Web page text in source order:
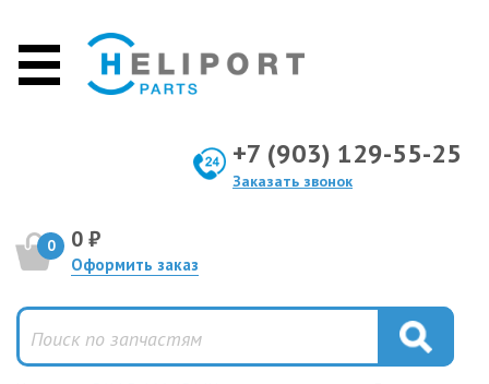
+7 (903) 129-55-25
Заказать звонок
0 0 ₽
Оформить заказ